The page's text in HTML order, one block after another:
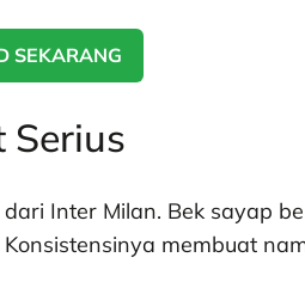
SEKARANG
Serius
Inter Milan. Bek sayap
membuat